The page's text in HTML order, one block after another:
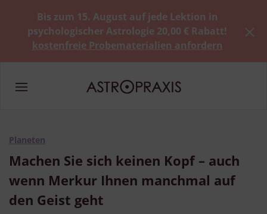
Bis zum 15. August auf jede Lektion in
psychologischer Astrologie 20,00 € Rabatt!
kostenfreie Probematerialien anfordern
Planeten
Machen Sie sich keinen Kopf – auch
wenn Merkur Ihnen manchmal auf
den Geist geht